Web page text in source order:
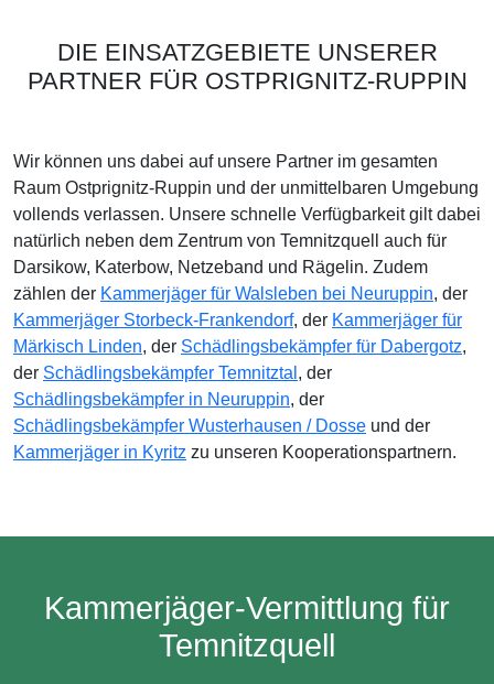
DIE EINSATZGEBIETE UNSERER
PARTNER FÜR OSTPRIGNITZ-RUPPIN
Wir können uns dabei auf unsere Partner im gesamten
Raum Ostprignitz-Ruppin und der unmittelbaren Umgebung
vollends verlassen. Unsere schnelle Verfügbarkeit gilt dabei
natürlich neben dem Zentrum von Temnitzquell auch für
Darsikow, Katerbow, Netzeband und Rägelin. Zudem
zählen der Kammerjäger für Walsleben bei Neuruppin, der
Kammerjäger Storbeck-Frankendorf, der Kammerjäger für
Märkisch Linden, der Schädlingsbekämpfer für Dabergotz,
der Schädlingsbekämpfer Temnitztal , der
Schädlingsbekämpfer in Neuruppin, der
Schädlingsbekämpfer Wusterhausen / Dosse und der
Kammerjäger in Kyritz zu unseren Kooperationspartnern.
Kammerjäger-Vermittlung für
Temnitzquell